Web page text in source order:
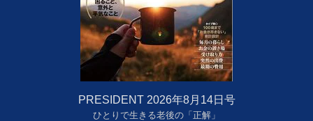
PRESIDENT 2026年8月14日号
ひとりで生きる老後の「正解」